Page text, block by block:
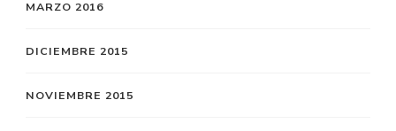
MARZO 2016
DICIEMBRE 2015
NOVIEMBRE 2015